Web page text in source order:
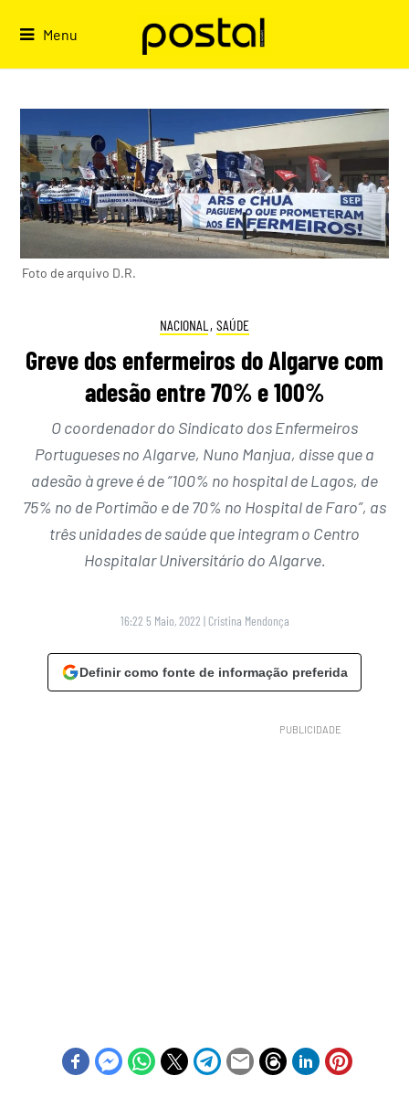
Menu
Foto de arquivo D.R.
NACIONAL , SAÚDE
Greve dos enfermeiros do Algarve com
adesão entre 70% e 100%
O coordenador do Sindicato dos Enfermeiros
Portugueses no Algarve, Nuno Manjua, disse que a
adesão à greve é de “100% no hospital de Lagos, de
75% no de Portimão e de 70% no Hospital de Faro”, as
três unidades de saúde que integram o Centro
Hospitalar Universitário do Algarve.
16:22 5 Maio, 2022 | Cristina Mendonça
Definir como fonte de informação preferida